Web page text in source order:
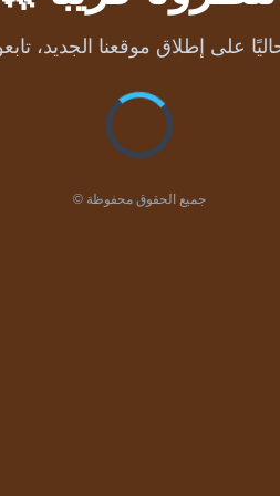
© جميع الحقوق محفوظة